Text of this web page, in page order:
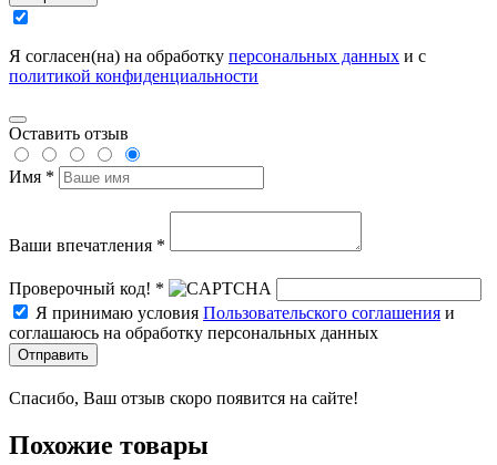
Я согласен(на) на обработку персональных данных и с
политикой конфиденциальности
Оставить отзыв
Имя *
Ваши впечатления *
Проверочный код! *
Я принимаю условия Пользовательского соглашения и
соглашаюсь на обработку персональных данных
Отправить
Спасибо, Ваш отзыв скоро появится на сайте!
Похожие товары